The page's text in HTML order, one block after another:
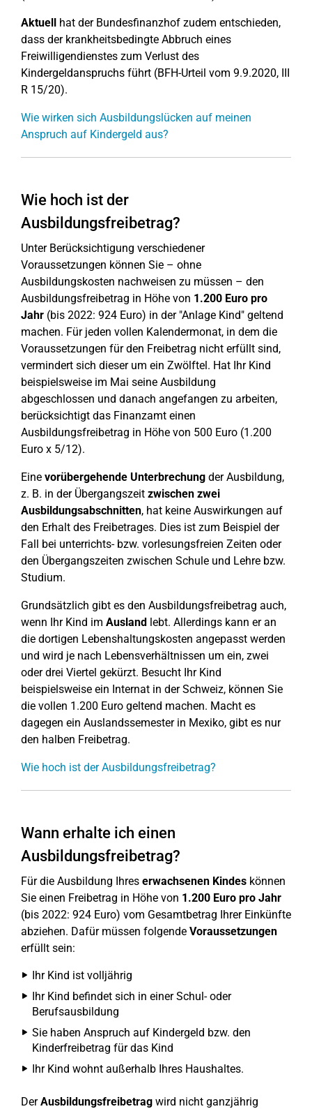
Aktuell hat der Bundesfinanzhof zudem entschieden,
dass der krankheitsbedingte Abbruch eines
Freiwilligendienstes zum Verlust des
Kindergeldanspruchs führt (BFH-Urteil vom 9.9.2020, III
R 15/20).
Wie wirken sich Ausbildungslücken auf meinen
Anspruch auf Kindergeld aus?
Wie hoch ist der
Ausbildungsfreibetrag?
Unter Berücksichtigung verschiedener
Voraussetzungen können Sie – ohne
Ausbildungskosten nachweisen zu müssen – den
Ausbildungsfreibetrag in Höhe von 1.200 Euro pro
Jahr (bis 2022: 924 Euro) in der "Anlage Kind" geltend
machen. Für jeden vollen Kalendermonat, in dem die
Voraussetzungen für den Freibetrag nicht erfüllt sind,
vermindert sich dieser um ein Zwölftel. Hat Ihr Kind
beispielsweise im Mai seine Ausbildung
abgeschlossen und danach angefangen zu arbeiten,
berücksichtigt das Finanzamt einen
Ausbildungsfreibetrag in Höhe von 500 Euro (1.200
Euro x 5/12).
Eine vorübergehende Unterbrechung der Ausbildung,
z. B. in der Übergangszeit zwischen zwei
Ausbildungsabschnitten, hat keine Auswirkungen auf
den Erhalt des Freibetrages. Dies ist zum Beispiel der
Fall bei unterrichts- bzw. vorlesungsfreien Zeiten oder
den Übergangszeiten zwischen Schule und Lehre bzw.
Studium.
Grundsätzlich gibt es den Ausbildungsfreibetrag auch,
wenn Ihr Kind im Ausland lebt. Allerdings kann er an
die dortigen Lebenshaltungskosten angepasst werden
und wird je nach Lebensverhältnissen um ein, zwei
oder drei Viertel gekürzt. Besucht Ihr Kind
beispielsweise ein Internat in der Schweiz, können Sie
die vollen 1.200 Euro geltend machen. Macht es
dagegen ein Auslandssemester in Mexiko, gibt es nur
den halben Freibetrag.
Wie hoch ist der Ausbildungsfreibetrag?
Wann erhalte ich einen
Ausbildungsfreibetrag?
Für die Ausbildung Ihres erwachsenen Kindes können
Sie einen Freibetrag in Höhe von 1.200 Euro pro Jahr
(bis 2022: 924 Euro) vom Gesamtbetrag Ihrer Einkünfte
abziehen. Dafür müssen folgende Voraussetzungen
erfüllt sein:
Ihr Kind ist volljährig
Ihr Kind befindet sich in einer Schul- oder
Berufsausbildung
Sie haben Anspruch auf Kindergeld bzw. den
Kinderfreibetrag für das Kind
Ihr Kind wohnt außerhalb Ihres Haushaltes.
DerAusbildungsfreibetrag wird nicht ganzjährig